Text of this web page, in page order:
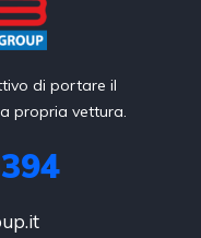
di portare il
propria vettura.